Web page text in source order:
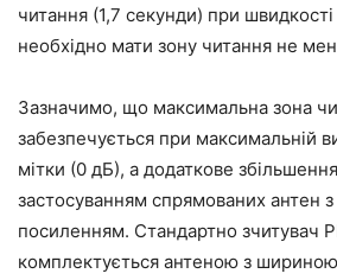
читання (1,7 секунди) при
необхідно мати зону читання не
Зазначимо, що максимальна зона
забезпечується при максимальній
мітки (0 дБ), а додаткове
застосуванням спрямованих антен
посиленням. Стандартно зчитувач
комплектується антеною з